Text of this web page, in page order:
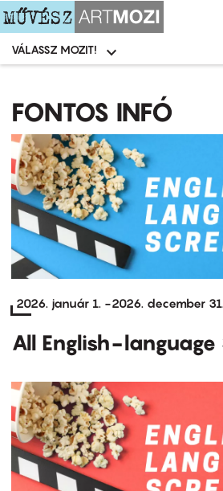
tartalomra
Moziválasztó
menü
VÁLASSZ MOZIT!
FONTOS INFÓ
2026. január 1. -2026. december
All English-language